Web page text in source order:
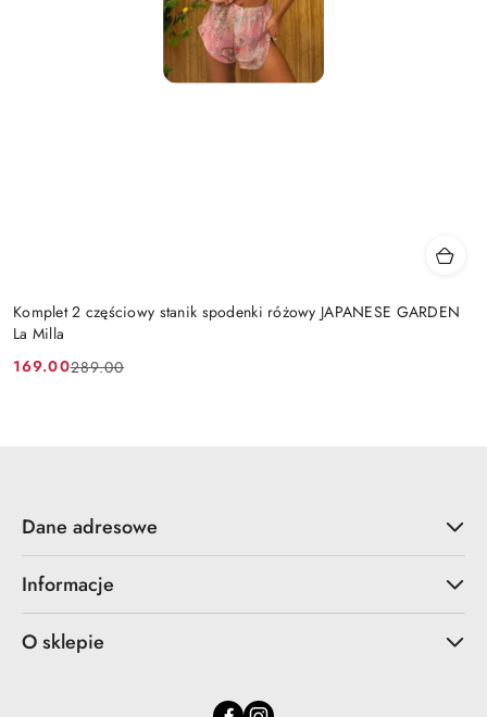
Komplet 2 częściowy stanik spodenki różowy JAPANESE GARDEN
La Milla
Cena
169.00
Cena
289.00
Dane adresowe
Informacje
O sklepie